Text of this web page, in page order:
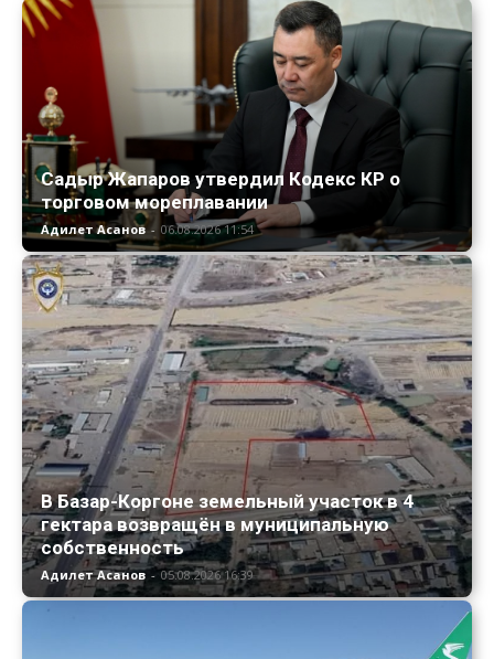
Садыр Жапаров утвердил Кодекс КР о
торговом мореплавании
Адилет Асанов - 06.08.2026 11:54
В Базар-Коргоне земельный участок в 4
гектара возвращён в муниципальную
собственность
Адилет Асанов - 05.08.2026 16:39